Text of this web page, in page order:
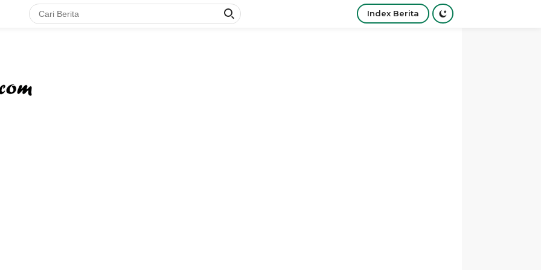
Index Berita